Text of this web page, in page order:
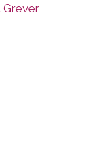
Grever